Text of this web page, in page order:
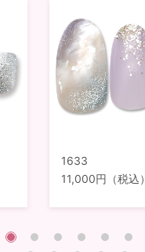
1633
11,000円（税込）